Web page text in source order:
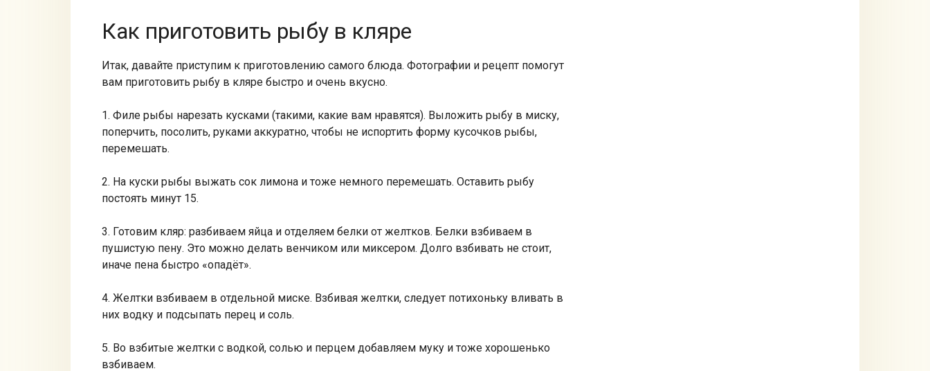
Как приготовить рыбу в кляре
Итак, давайте приступим к приготовлению самого блюда. Фотографии и рецепт помогут
вам приготовить рыбу в кляре быстро и очень вкусно.
1. Филе рыбы нарезать кусками (такими, какие вам нравятся). Выложить рыбу в миску,
поперчить, посолить, руками аккуратно, чтобы не испортить форму кусочков рыбы,
перемешать.
2. На куски рыбы выжать сок лимона и тоже немного перемешать. Оставить рыбу
постоять минут 15.
3. Готовим кляр: разбиваем яйца и отделяем белки от желтков. Белки взбиваем в
пушистую пену. Это можно делать венчиком или миксером. Долго взбивать не стоит,
иначе пена быстро «опадёт».
4. Желтки взбиваем в отдельной миске. Взбивая желтки, следует потихоньку вливать в
них водку и подсыпать перец и соль.
5. Во взбитые желтки с водкой, солью и перцем добавляем муку и тоже хорошенько
взбиваем.